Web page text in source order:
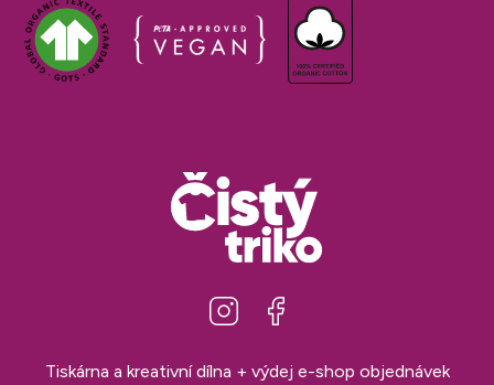
Tiskárna a kreativní dílna + výdej e-shop objednávek